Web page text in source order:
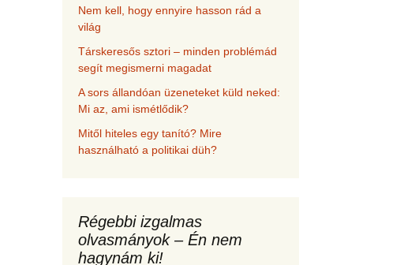
Nem kell, hogy ennyire hasson rád a
világ
Társkeresős sztori – minden problémád
segít megismerni magadat
A sors állandóan üzeneteket küld neked:
Mi az, ami ismétlődik?
Mitől hiteles egy tanító? Mire
használható a politikai düh?
Régebbi izgalmas
olvasmányok – Én nem
hagynám ki!